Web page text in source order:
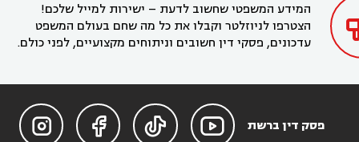
המידע המשפטי שחשוב לדעת – ישירות למייל שלכם!
הצטרפו לניוזלטר וקבלו את כל מה שחם בעולם המשפט
עדכונים, פסקי דין חשובים וניתוחים מקצועיים, לפני כולם.
פסק דין ברשת 


